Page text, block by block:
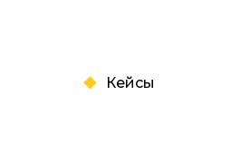
Кейсы